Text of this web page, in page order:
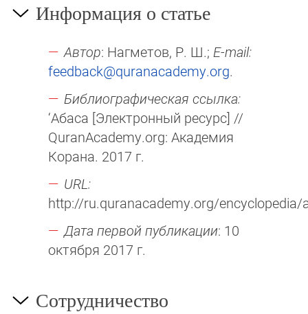
Информация о статье
Автор: Нагметов, Р. Ш.; E-mail:
feedback@quranacademy.org.
Библиографическая ссылка:
‘Абаса [Электронный ресурс] //
QuranAcademy.org: Академия
Корана. 2017 г.
URL:
http://ru.quranacademy.org/encyclopedia/
Дата первой публикации: 10
октября 2017 г.
Сотрудничество